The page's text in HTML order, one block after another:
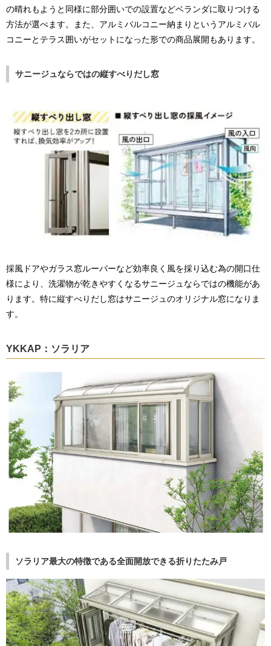
の晴れもようと同様に部分囲いでの設置などベランダに取りつける
方法が選べます。また、アルミバルコニー納まりというアルミバル
コニーとテラス囲いがセットになった形での商品展開もあります。
サニージュならではの縦すべりだし窓
採風ドアやガラス窓ルーバーなど効率良く風を採り込む為の開口仕
様により、洗濯物が乾きやすくなるサニージュならではの機能があ
ります。特に縦すべりだし窓はサニージュのオリジナル窓になりま
す。
YKKAP：ソラリア
ソラリア最大の特徴である全面開放できる折りたたみ戸